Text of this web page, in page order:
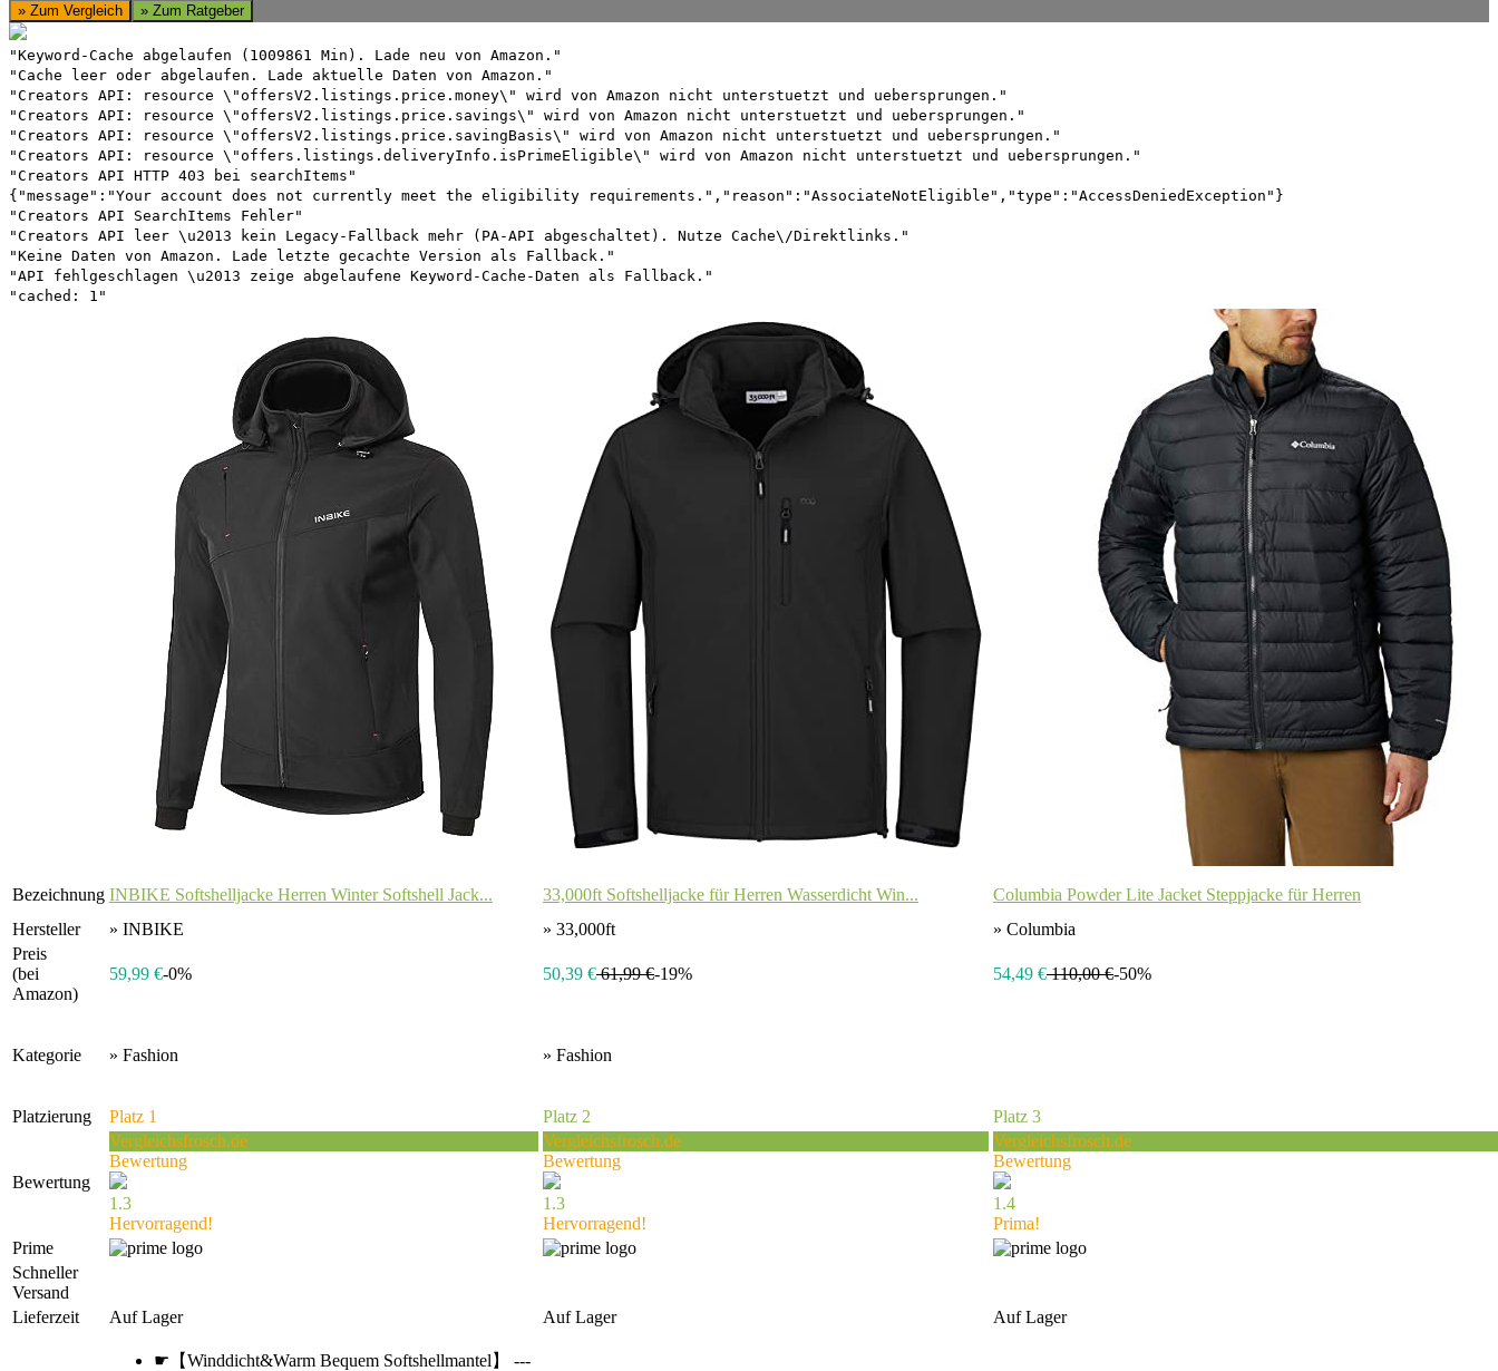
» Zum Vergleich
» Zum Ratgeber
"Keyword-Cache abgelaufen (1009861 Min). Lade neu von Amazon."
"Cache leer oder abgelaufen. Lade aktuelle Daten von Amazon."
"Creators API: resource \"offersV2.listings.price.money\" wird von Amazon nicht unterstuetzt und uebersprungen."
"Creators API: resource \"offersV2.listings.price.savings\" wird von Amazon nicht unterstuetzt und uebersprungen."
"Creators API: resource \"offersV2.listings.price.savingBasis\" wird von Amazon nicht unterstuetzt und uebersprungen."
"Creators API: resource \"offers.listings.deliveryInfo.isPrimeEligible\" wird von Amazon nicht unterstuetzt und uebersprungen."
"Creators API HTTP 403 bei searchItems"
{"message":"Your account does not currently meet the eligibility requirements.","reason":"AssociateNotEligible","type":"AccessDeniedException"}
"Creators API SearchItems Fehler"
"Creators API leer \u2013 kein Legacy-Fallback mehr (PA-API abgeschaltet). Nutze Cache\/Direktlinks."
"Keine Daten von Amazon. Lade letzte gecachte Version als Fallback."
"API fehlgeschlagen \u2013 zeige abgelaufene Keyword-Cache-Daten als Fallback."
"cached: 1"
Bezeichnung INBIKE Softshelljacke Herren Winter Softshell Jack... 33,000ft Softshelljacke für Herren Wasserdicht Win...
Columbia Powder Lite Jacket Steppjacke für Herren
Hersteller
» INBIKE » 33,000ft
» Columbia
Preis
(bei
Amazon)
59,99 €-0% 50,39 €61,99 €-19% 54,49 €110,00 €-50%
Kategorie » Fashion » Fashion
Platzierung Platz 1 Platz 2 Platz 3
Bewertung
Vergleichsfrosch.de
Bewertung
1.3
Hervorragend!
Vergleichsfrosch.de
Bewertung
1.3
Hervorragend!
Vergleichsfrosch.de
Bewertung
1.4
Prima!
Prime
Schneller
Versand
Lieferzeit
Auf Lager Auf Lager Auf Lager
☛【Winddicht&Warm Bequem Softshellmantel】 ---